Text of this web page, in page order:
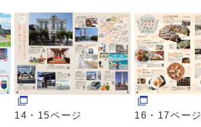
14・15ページ 16・17ページ